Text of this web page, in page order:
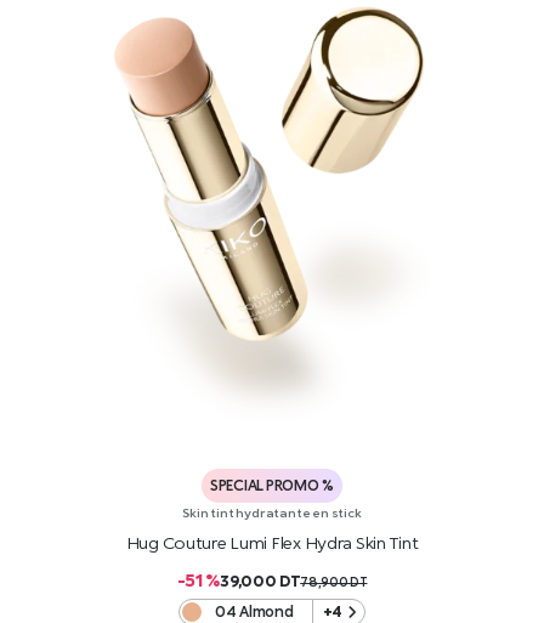
SPECIAL PROMO %
Skin tint hydratante en stick
Hug Couture Lumi Flex Hydra Skin Tint
-51 %39,000 DT78,900DT
04 Almond +4